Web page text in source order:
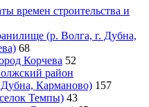
времен строительства и
(р. Волга, г. Дубна,
68
Корчева 52
район
Карманово) 157
Темпы) 43